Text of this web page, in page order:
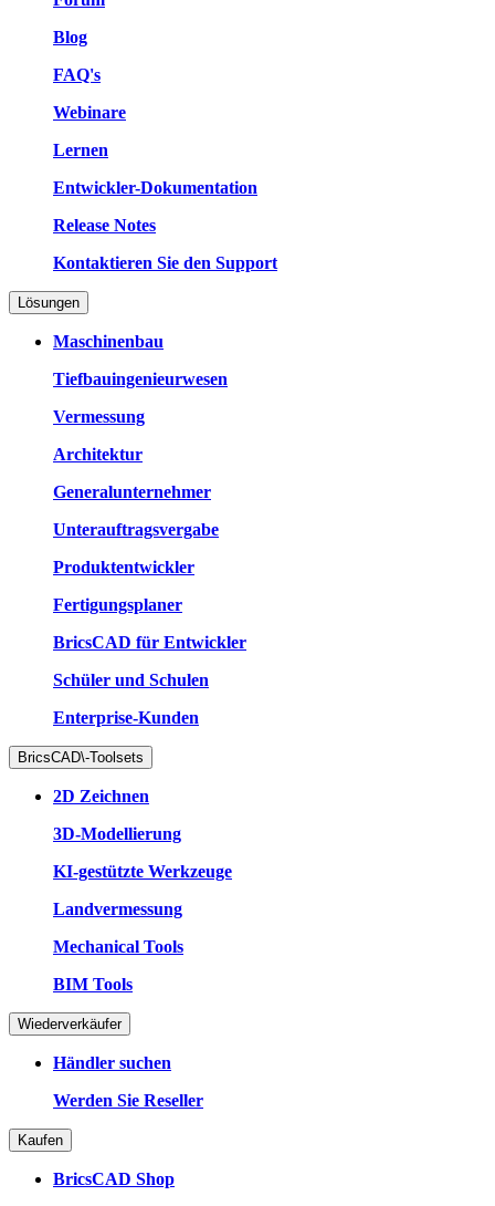
Blog
FAQ's
Webinare
Lernen
Entwickler-Dokumentation
Release Notes
Kontaktieren Sie den Support
Lösungen
Maschinenbau
Tiefbauingenieurwesen
Vermessung
Architektur
Generalunternehmer
Unterauftragsvergabe
Produktentwickler
Fertigungsplaner
BricsCAD für Entwickler
Schüler und Schulen
Enterprise-Kunden
BricsCAD\-Toolsets
2D Zeichnen
3D-Modellierung
KI-gestützte Werkzeuge
Landvermessung
Mechanical Tools
BIM Tools
Wiederverkäufer
Händler suchen
Werden Sie Reseller
Kaufen
BricsCAD Shop